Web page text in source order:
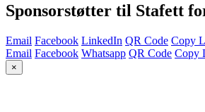
Sponsorstøtter til Stafett
Email Facebook LinkedIn QR Code Copy
Email Facebook Whatsapp QR Code Copy
×